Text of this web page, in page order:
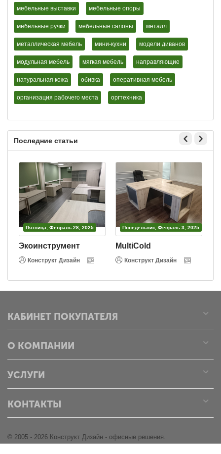
мебельные выставки мебельные опоры
мебельные ручки мебельные салоны металл
металлическая мебель мини-кухни модели диванов
модульная мебель мягкая мебель направляющие
натуральная кожа обивка оперативная мебель
организация рабочего места оргтехника
Последние статьи
Пятница, Февраль 28, 2025
Экоинструмент
Конструкт Дизайн
Понедельник, Февраль 3, 2025
MultiCold
Конструкт Дизайн
КАБИНЕТ ПОКУПАТЕЛЯ
О КОМПАНИИ
УСЛУГИ
КОНТАКТЫ
© 2005 - 2026 Конструкт Дизайн - офисные решения.